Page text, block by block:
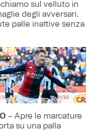
sul velluto in
degli avversari.
palle inattive senza
– Apre le marcature
su una palla